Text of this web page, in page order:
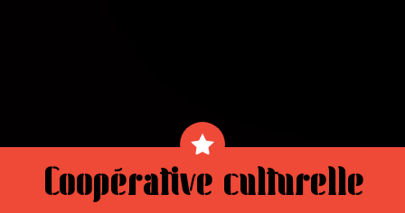
Coopérative culturelle